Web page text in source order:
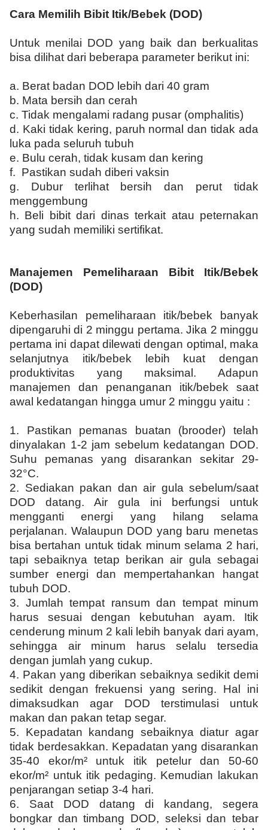
Cara Memilih Bibit Itik/Bebek (DOD)
Untuk menilai DOD yang baik dan berkualitas
bisa dilihat dari beberapa parameter berikut ini:
a. Berat badan DOD lebih dari 40 gram
b. Mata bersih dan cerah
c. Tidak mengalami radang pusar (omphalitis)
d. Kaki tidak kering, paruh normal dan tidak ada
luka pada seluruh tubuh
e. Bulu cerah, tidak kusam dan kering
f. Pastikan sudah diberi vaksin
g. Dubur terlihat bersih dan perut tidak
menggembung
h. Beli bibit dari dinas terkait atau peternakan
yang sudah memiliki sertifikat.
Manajemen Pemeliharaan Bibit Itik/Bebek
(DOD)
Keberhasilan pemeliharaan itik/bebek banyak
dipengaruhi di 2 minggu pertama. Jika 2 minggu
pertama ini dapat dilewati dengan optimal, maka
selanjutnya itik/bebek lebih kuat dengan
produktivitas yang maksimal. Adapun
manajemen dan penanganan itik/bebek saat
awal kedatangan hingga umur 2 minggu yaitu :
1. Pastikan pemanas buatan (brooder) telah
dinyalakan 1-2 jam sebelum kedatangan DOD.
Suhu pemanas yang disarankan sekitar 29-
32°C.
2. Sediakan pakan dan air gula sebelum/saat
DOD datang. Air gula ini berfungsi untuk
mengganti energi yang hilang selama
perjalanan. Walaupun DOD yang baru menetas
bisa bertahan untuk tidak minum selama 2 hari,
tapi sebaiknya tetap berikan air gula sebagai
sumber energi dan mempertahankan hangat
tubuh DOD.
3. Jumlah tempat ransum dan tempat minum
harus sesuai dengan kebutuhan ayam. Itik
cenderung minum 2 kali lebih banyak dari ayam,
sehingga air minum harus selalu tersedia
dengan jumlah yang cukup.
4. Pakan yang diberikan sebaiknya sedikit demi
sedikit dengan frekuensi yang sering. Hal ini
dimaksudkan agar DOD terstimulasi untuk
makan dan pakan tetap segar.
5. Kepadatan kandang sebaiknya diatur agar
tidak berdesakkan. Kepadatan yang disarankan
35-40 ekor/m² untuk itik petelur dan 50-60
ekor/m² untuk itik pedaging. Kemudian lakukan
penjarangan setiap 3-4 hari.
6. Saat DOD datang di kandang, segera
bongkar dan timbang DOD, seleksi dan tebar